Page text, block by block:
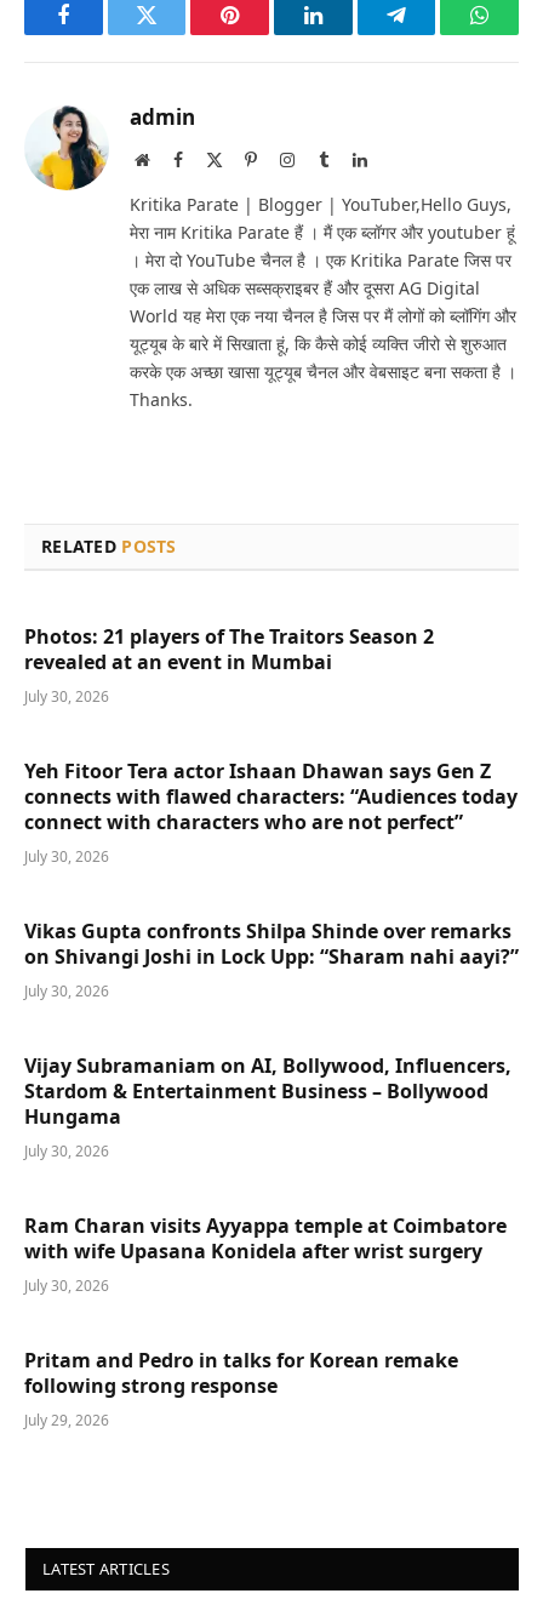
FacebookTwitter Pinterest LinkedInTelegram
admin
WebsiteFacebook PinterestInstagram
TumblrLinkedIn
Kritika Parate | Blogger | YouTuber,Hello Guys,
मेरा नाम Kritika Parate हैं । मैं एक ब्लॉगर और youtuber हूं
। मेरा दो YouTube चैनल है । एक Kritika Parate जिस पर
एक लाख से अधिक सब्सक्राइबर हैं और दूसरा AG Digital
World यह मेरा एक नया चैनल है जिस पर मैं लोगों को ब्लॉगिंग और
यूट्यूब के बारे में सिखाता हूं, कि कैसे कोई व्यक्ति जीरो से शुरुआत
करके एक अच्छा खासा यूट्यूब चैनल और वेबसाइट बना सकता है ।
Thanks.
RELATED POSTS
Photos: 21 players of The Traitors Season 2
revealed at an event in Mumbai
July 30, 2026
Yeh Fitoor Tera actor Ishaan Dhawan says Gen Z
connects with flawed characters: “Audiences today
connect with characters who are not perfect”
July 30, 2026
Vikas Gupta confronts Shilpa Shinde over remarks
on Shivangi Joshi in Lock Upp: “Sharam nahi aayi?”
July 30, 2026
Vijay Subramaniam on AI, Bollywood, Influencers,
Stardom & Entertainment Business – Bollywood
Hungama
July 30, 2026
Ram Charan visits Ayyappa temple at Coimbatore
with wife Upasana Konidela after wrist surgery
July 30, 2026
Pritam and Pedro in talks for Korean remake
following strong response
July 29, 2026
LATEST ARTICLES